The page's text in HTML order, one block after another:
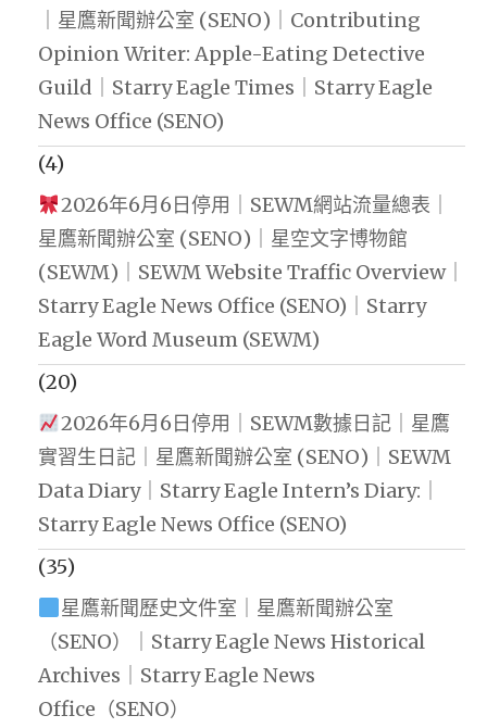
｜星鷹新聞辦公室 (SENO)｜Contributing
Opinion Writer: Apple-Eating Detective
Guild｜Starry Eagle Times｜Starry Eagle
News Office (SENO)
(4)
2026年6月6日停用｜SEWM網站流量總表｜
星鷹新聞辦公室 (SENO)｜星空文字博物館
(SEWM)｜SEWM Website Traffic Overview｜
Starry Eagle News Office (SENO)｜Starry
Eagle Word Museum (SEWM)
(20)
2026年6月6日停用｜SEWM數據日記｜星鷹
實習生日記｜星鷹新聞辦公室 (SENO)｜SEWM
Data Diary｜Starry Eagle Intern’s Diary:｜
Starry Eagle News Office (SENO)
(35)
星鷹新聞歷史文件室｜星鷹新聞辦公室
（SENO）｜Starry Eagle News Historical
Archives｜Starry Eagle News
Office（SENO）